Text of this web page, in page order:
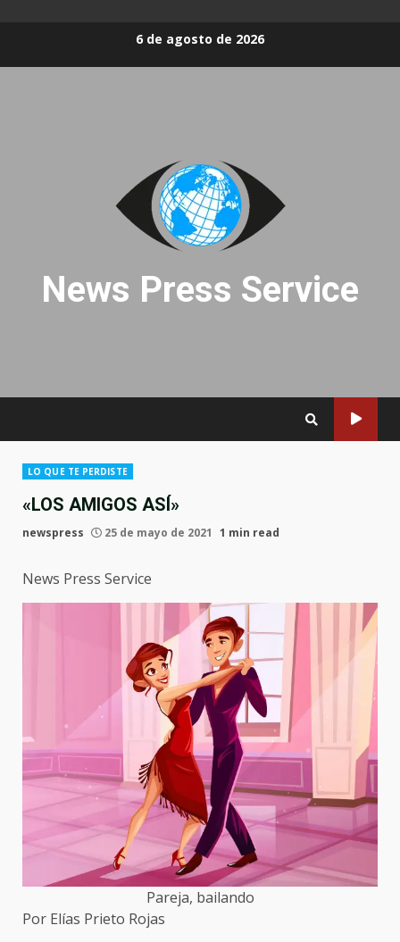
6 de agosto de 2026
News Press Service
LO QUE TE PERDISTE
«LOS AMIGOS ASÍ»
newspress 25 de mayo de 2021 1 min read
News Press Service
Pareja, bailando
Por Elías Prieto Rojas